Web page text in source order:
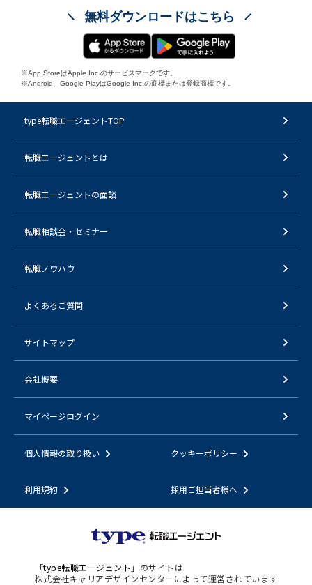
無料ダウンロードはこちら
※App StoreはApple Inc.のサービスマークです。
※Android、Google PlayはGoogle Inc.の商標または登録商標です。
type転職エージェントTOP
転職エージェントとは
転職エージェントの面談
転職相談会・セミナー
転職ノウハウ
よくあるご質問
サイトマップ
会社概要
マイページログイン
個人情報の取り扱い クッキーポリシー
利用規約 採用ご担当者様へ
「type転職エージェント 」のサイトは
株式会社キャリアデザインセンターによって運営されています